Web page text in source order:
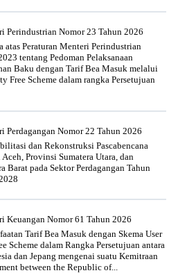
Perindustrian Nomor 23 Tahun 2026
atas Peraturan Menteri Perindustrian
tentang Pedoman Pelaksanaan
Baku dengan Tarif Bea Masuk melalui
Free Scheme dalam rangka Persetujuan
Perdagangan Nomor 22 Tahun 2026
dan Rekonstruksi Pascabencana
Provinsi Sumatera Utara, dan
Barat pada Sektor Perdagangan Tahun
Keuangan Nomor 61 Tahun 2026
Tarif Bea Masuk dengan Skema User
Scheme dalam Rangka Persetujuan antara
dan Jepang mengenai suatu Kemitraan
between the Republic of...